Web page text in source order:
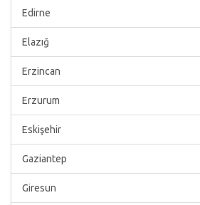
Edirne
Elazığ
Erzincan
Erzurum
Eskişehir
Gaziantep
Giresun